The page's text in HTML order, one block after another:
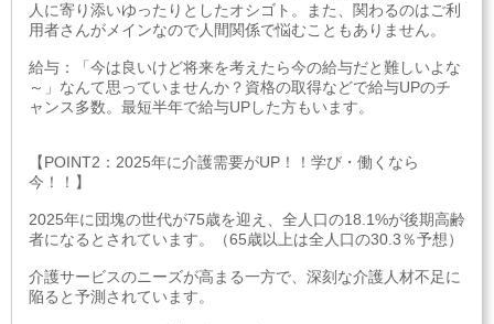
人に寄り添いゆったりとしたオシゴト。また、関わるのはご利
用者さんがメインなので人間関係で悩むこともありません。
給与：「今は良いけど将来を考えたら今の給与だと難しいよな
～」なんて思っていませんか？資格の取得などで給与UPのチ
ャンス多数。最短半年で給与UPした方もいます。
【POINT2：2025年に介護需要がUP！！学び・働くなら
今！！】
2025年に団塊の世代が75歳を迎え、全人口の18.1%が後期高齢
者になるとされています。（65歳以上は全人口の30.3％予想）
介護サービスのニーズが高まる一方で、深刻な介護人材不足に
陥ると予測されています。